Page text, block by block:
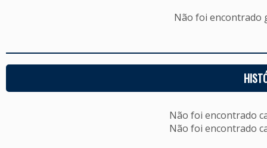
Não foi encontrado
Não foi encontrado
Não foi encontrado